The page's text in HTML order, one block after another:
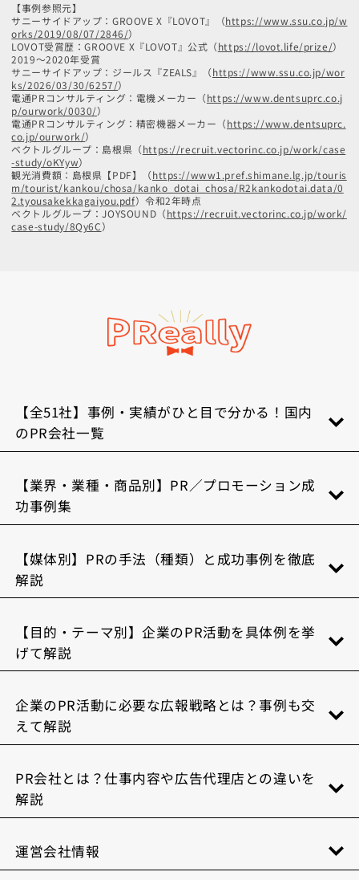
【事例参照元】
サニーサイドアップ：GROOVE X『LOVOT』（https://www.ssu.co.jp/w
orks/2019/08/07/2846/）
LOVOT受賞歴：GROOVE X『LOVOT』公式（https://lovot.life/prize/）
2019～2020年受賞
サニーサイドアップ：ジールス『ZEALS』（https://www.ssu.co.jp/wor
ks/2026/03/30/6257/）
電通PRコンサルティング：電機メーカー（https://www.dentsuprc.co.j
p/ourwork/0030/）
電通PRコンサルティング：精密機器メーカー（https://www.dentsuprc.
co.jp/ourwork/）
ベクトルグループ：島根県（https://recruit.vectorinc.co.jp/work/case
-study/oKYyw）
観光消費額：島根県【PDF】（https://www1.pref.shimane.lg.jp/touris
m/tourist/kankou/chosa/kanko_dotai_chosa/R2kankodotai.data/0
2.tyousakekkagaiyou.pdf）令和2年時点
ベクトルグループ：JOYSOUND（https://recruit.vectorinc.co.jp/work/
case-study/8Qy6C）
【全51社】事例・実績がひと目で分かる！国内
のPR会社一覧
【業界・業種・商品別】PR／プロモーション成
功事例集
【媒体別】PRの手法（種類）と成功事例を徹底
解説
【目的・テーマ別】企業のPR活動を具体例を挙
げて解説
企業のPR活動に必要な広報戦略とは？事例も交
えて解説
PR会社とは？仕事内容や広告代理店との違いを
解説
運営会社情報